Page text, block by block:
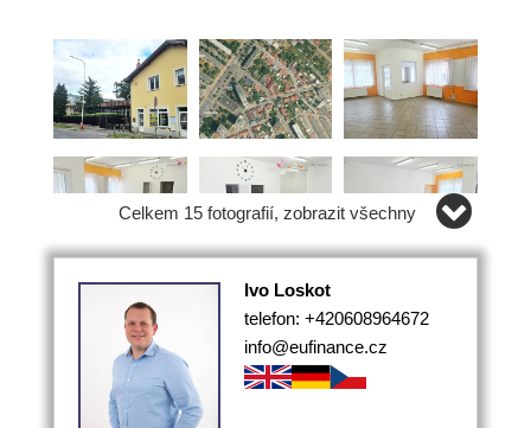
Celkem 15 fotografií, zobrazit všechny
Ivo Loskot
telefon: +420608964672
info@eufinance.cz